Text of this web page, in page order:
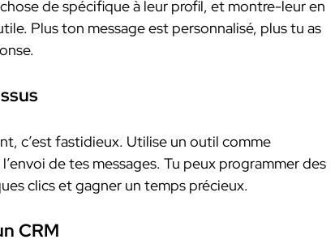
de spécifique à leur profil, et montre-leur en
Plus ton message est personnalisé, plus tu as
c’est fastidieux. Utilise un outil comme
de tes messages. Tu peux programmer des
clics et gagner un temps précieux.
CRM